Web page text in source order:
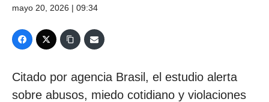
mayo 20, 2026 | 09:34
Citado por agencia Brasil, el estudio alerta
sobre abusos, miedo cotidiano y violaciones